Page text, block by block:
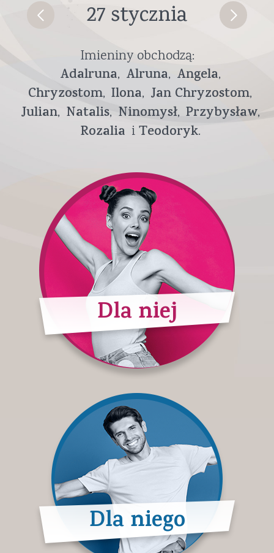
27 stycznia
Imieniny obchodzą:
Adalruna Alruna Angela
Chryzostom Ilona Jan Chryzostom
Julian Natalis Ninomysł Przybysław
Rozalia
Teodoryk
Dla niej
Dla niego